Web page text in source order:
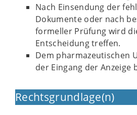
Nach Einsendung der
Dokumente oder nach
formeller Prüfung wird
Entscheidung treffen.
Dem pharmazeutischen
der Eingang der Anzeige
Rechtsgrundlage(n)